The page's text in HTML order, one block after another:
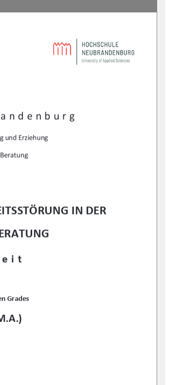
und Erziehung
IN DER
Grades